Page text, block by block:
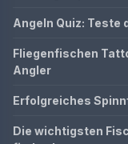
Angeln Quiz: Teste
Fliegenfischen
Angler
Erfolgreiches
Die wichtigsten